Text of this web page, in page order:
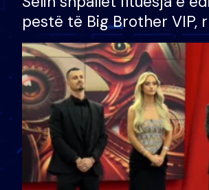
pestë të Big Brother VIP,
çmimin e madh prej 100